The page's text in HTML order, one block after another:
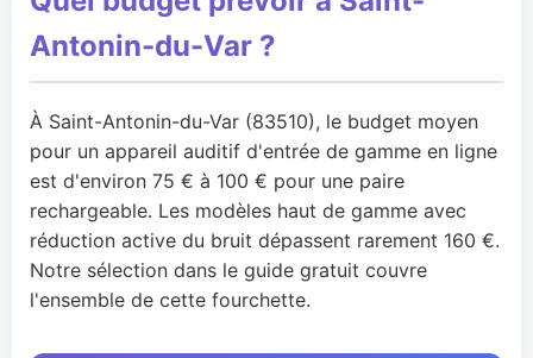
Antonin-du-Var ?
À Saint-Antonin-du-Var (83510), le budget moyen
pour un appareil auditif d'entrée de gamme en ligne
est d'environ 75 € à 100 € pour une paire
rechargeable. Les modèles haut de gamme avec
réduction active du bruit dépassent rarement 160 €.
Notre sélection dans le guide gratuit couvre
l'ensemble de cette fourchette.